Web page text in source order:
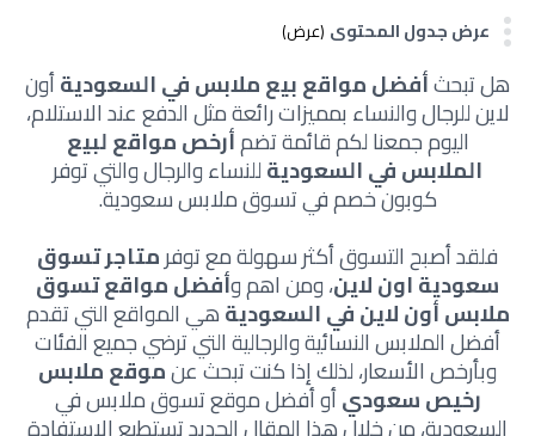
عرض جدول المحتوى (عرض)
هل تبحثأفضل مواقع بيع ملابس في السعوديةأون
لاين للرجال والنساء بمميزات رائعة مثل الدفع عند الاستلام،
اليوم جمعنا لكم قائمة تضمأرخص مواقع لبيع
الملابس في السعوديةللنساء والرجال والتي توفر
كوبون خصم في تسوق ملابس سعودية.
فلقد أصبح التسوق أكثر سهولة مع توفرمتاجر تسوق
سعودية اون لاين، ومن اهم وأفضل مواقع تسوق
ملابس أون لاين في السعوديةهي المواقع التي تقدم
أفضل الملابس النسائية والرجالية التي ترضي جميع الفئات
وبأرخص الأسعار، لذلك إذا كنت تبحث عنموقع ملابس
رخيص سعوديأو أفضل موقع تسوق ملابس في